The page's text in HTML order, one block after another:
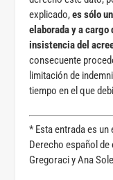
explicado,es sólo
elaborada y a cargo
insistencia del
consecuente
limitación de
tiempo en el que
* Esta entrada es
Derecho español
Gregoraci y Ana